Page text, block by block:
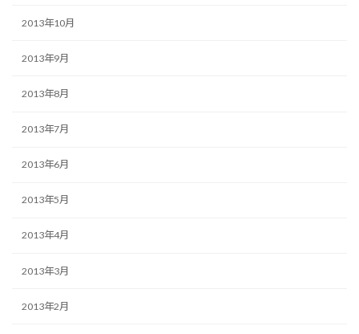
2013年10月
2013年9月
2013年8月
2013年7月
2013年6月
2013年5月
2013年4月
2013年3月
2013年2月